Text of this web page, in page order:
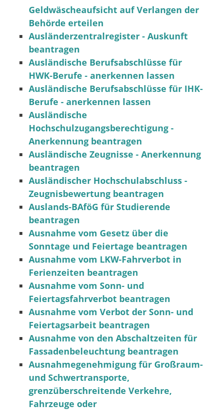
Geldwäscheaufsicht auf Verlangen der
Behörde erteilen
Ausländerzentralregister - Auskunft
beantragen
Ausländische Berufsabschlüsse für
HWK-Berufe - anerkennen lassen
Ausländische Berufsabschlüsse für IHK-
Berufe - anerkennen lassen
Ausländische
Hochschulzugangsberechtigung -
Anerkennung beantragen
Ausländische Zeugnisse - Anerkennung
beantragen
Ausländischer Hochschulabschluss -
Zeugnisbewertung beantragen
Auslands-BAföG für Studierende
beantragen
Ausnahme vom Gesetz über die
Sonntage und Feiertage beantragen
Ausnahme vom LKW-Fahrverbot in
Ferienzeiten beantragen
Ausnahme vom Sonn- und
Feiertagsfahrverbot beantragen
Ausnahme vom Verbot der Sonn- und
Feiertagsarbeit beantragen
Ausnahme von den Abschaltzeiten für
Fassadenbeleuchtung beantragen
Ausnahmegenehmigung für Großraum-
und Schwertransporte,
grenzüberschreitende Verkehre,
Fahrzeuge oder